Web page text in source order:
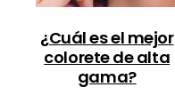
¿Cuál es el mejor
colorete de alta
gama?